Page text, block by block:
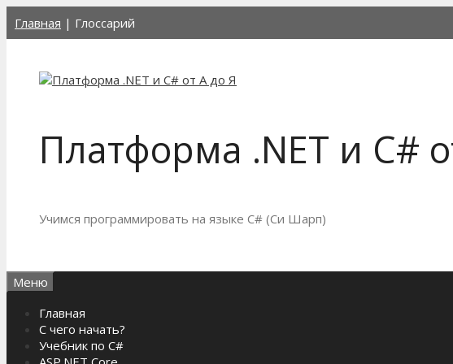
Главная | Глоссарий
Платформа .NET и C#
Учимся программировать на языке C# (Си Шарп)
Меню
Главная
С чего начать?
Учебник по C#